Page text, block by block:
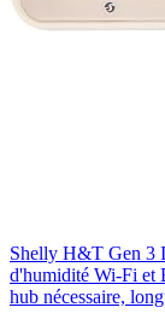
Shelly H&T Gen 3
d'humidité Wi-Fi et
hub nécessaire,